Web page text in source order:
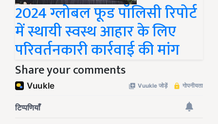
2024 ग्लोबल फूड पॉलिसी रिपोर्ट
में स्थायी स्वस्थ आहार के लिए
परिवर्तनकारी कार्रवाई की मांग
Share your comments